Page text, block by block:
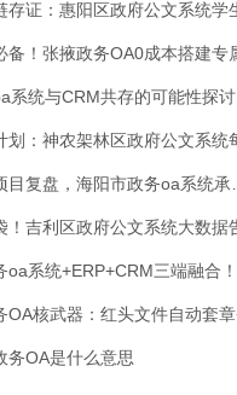
系统与CRM共存的可能性探讨
务OA是什么意思